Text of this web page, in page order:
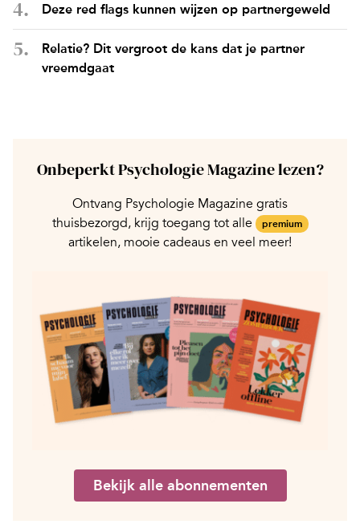
Deze red flags kunnen wijzen op partnergeweld
Relatie? Dit vergroot de kans dat je partner
vreemdgaat
Onbeperkt Psychologie Magazine lezen?
Ontvang Psychologie Magazine gratis
thuisbezorgd, krijg toegang tot alle
premium
artikelen, mooie cadeaus en veel meer!
Bekijk alle abonnementen